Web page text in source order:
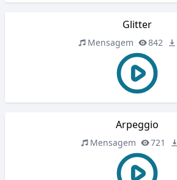
Glitter
Mensagem 842
Arpeggio
Mensagem 721